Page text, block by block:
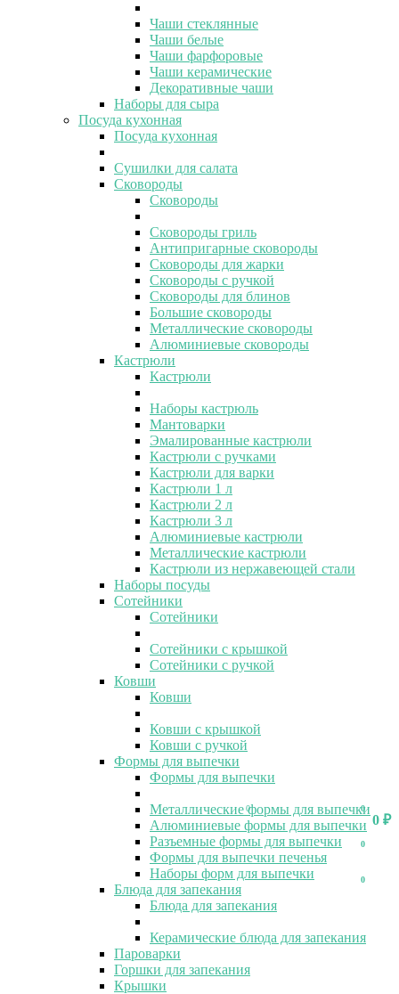
0
0 ₽
0
0
0
Чаши стеклянные
Чаши белые
Чаши фарфоровые
Чаши керамические
Декоративные чаши
Наборы для сыра
Посуда кухонная
Посуда кухонная
Сушилки для салата
Сковороды
Сковороды
Сковороды гриль
Антипригарные сковороды
Сковороды для жарки
Сковороды с ручкой
Сковороды для блинов
Большие сковороды
Металлические сковороды
Алюминиевые сковороды
Кастрюли
Кастрюли
Наборы кастрюль
Мантоварки
Эмалированные кастрюли
Кастрюли с ручками
Кастрюли для варки
Кастрюли 1 л
Кастрюли 2 л
Кастрюли 3 л
Алюминиевые кастрюли
Металлические кастрюли
Кастрюли из нержавеющей стали
Наборы посуды
Сотейники
Сотейники
Сотейники с крышкой
Сотейники с ручкой
Ковши
Ковши
Ковши с крышкой
Ковши с ручкой
Формы для выпечки
Формы для выпечки
Металлические формы для выпечки
Алюминиевые формы для выпечки
Разъемные формы для выпечки
Формы для выпечки печенья
Наборы форм для выпечки
Блюда для запекания
Блюда для запекания
Керамические блюда для запекания
Пароварки
Горшки для запекания
Крышки